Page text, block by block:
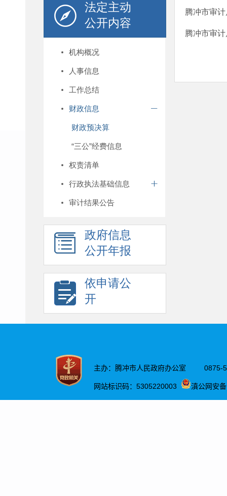
法定主动
公开内容
机构概况
人事信息
工作总结
财政信息
财政预决算
“三公”经费信息
权责清单
行政执法基础信息
审计结果公告
政府信息
公开年报
依申请公
开
腾冲市审
腾冲市审